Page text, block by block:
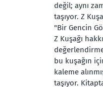
değil; aynı
taşıyor. Z
"Bir Gencin
Z Kuşağı
bu kuşağın
kaleme
taşıyor.